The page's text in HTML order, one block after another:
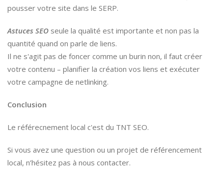
pousser votre site dans le SERP.
Astuces SEO seule la qualité est importante et non pas la
quantité quand on parle de liens.
Il ne s'agit pas de foncer comme un burin non, il faut créer
votre contenu – planifier la création vos liens et exécuter
votre campagne de netlinking.
Conclusion
Le référecnement local c'est du TNT SEO.
Si vous avez une question ou un projet de référencement
local, n’hésitez pas à nous contacter.